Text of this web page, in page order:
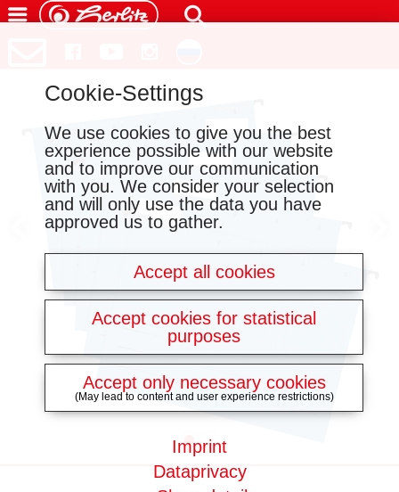
Cookie-Settings
We use cookies to give you the best
experience possible with our website
and to improve our communication
with you. We consider your selection
and will only use the data you have
approved us to gather.
Accept all cookies
Accept cookies for statistical
purposes
Accept only necessary cookies
(May lead to content and user experience restrictions)
Dataprivacy
Imprint